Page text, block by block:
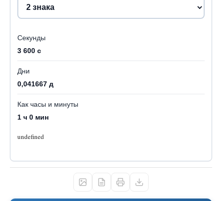
Секунды
3 600 с
Дни
0,041667 д
Как часы и минуты
1 ч 0 мин
undefined